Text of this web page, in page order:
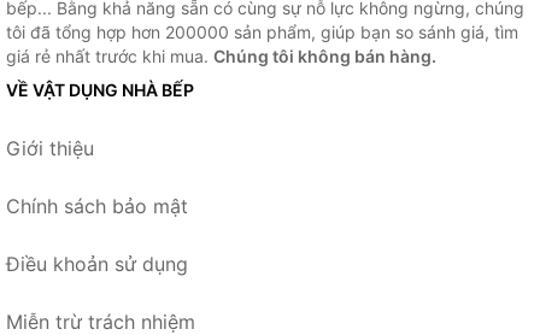
bếp... Bằng khả năng sẵn có cùng sự nỗ lực không ngừng, chúng
tôi đã tổng hợp hơn 200000 sản phẩm, giúp bạn so sánh giá, tìm
giá rẻ nhất trước khi mua. Chúng tôi không bán hàng.
VỀ VẬT DỤNG NHÀ BẾP
Giới thiệu
Chính sách bảo mật
Điều khoản sử dụng
Miễn trừ trách nhiệm